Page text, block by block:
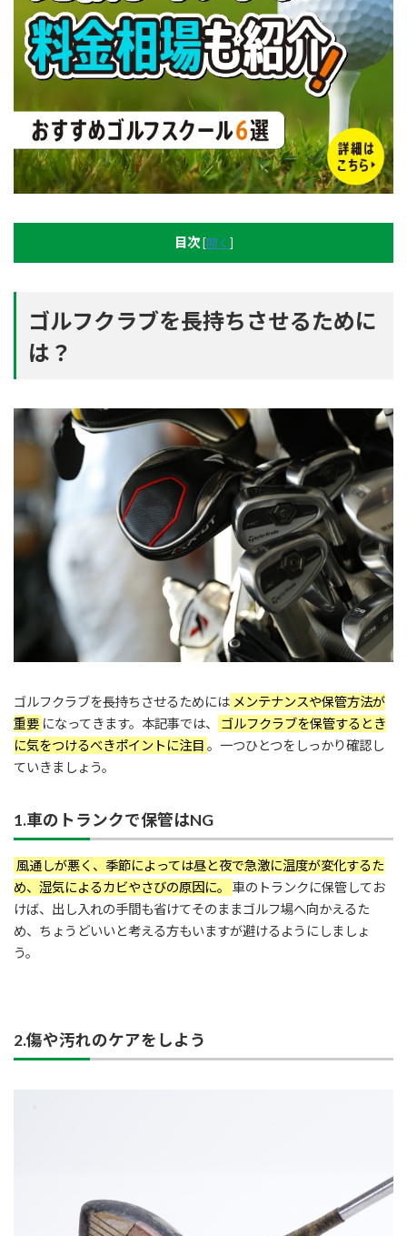
目次 [開く ]
ゴルフクラブを長持ちさせるために
は？
ゴルフクラブを長持ちさせるためには メンテナンスや保管方法が
重要 になってきます。本記事では、
ゴルフクラブを保管するとき
に気をつけるべきポイントに注目 。一つひとつをしっかり確認し
ていきましょう。
1.車のトランクで保管はNG
風通しが悪く、季節によっては昼と夜で急激に温度が変化するた
め、湿気によるカビやさびの原因に。 車のトランクに保管してお
けば、出し入れの手間も省けてそのままゴルフ場へ向かえるた
め、ちょうどいいと考える方もいますが避けるようにしましょ
う。
2.傷や汚れのケアをしよう